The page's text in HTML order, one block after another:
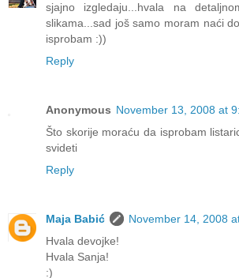
sjajno izgledaju...hvala na
slikama...sad još samo moram naći
isprobam :))
Reply
Anonymous November 13, 2008 at
Što skorije moraću da isprobam
svideti
Reply
Maja Babić
November 14, 2008
Hvala devojke!
Hvala Sanja!
:)